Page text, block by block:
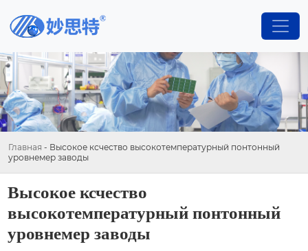
Главная - Высокое ксчество высокотемпературный понтонный
уровнемер заводы
Высокое ксчество
высокотемпературный понтонный
уровнемер заводы